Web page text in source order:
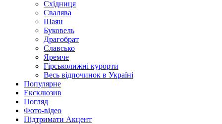
Східниця
Свалява
Шаян
Буковель
Драгобрат
Славсько
Яремче
Гірськолижні курорти
Весь відпочинок в Україні
Популярне
Ексклюзив
Погляд
Фото-відео
Підтримати Акцент